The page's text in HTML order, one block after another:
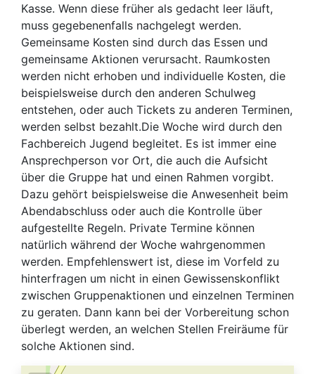
Kasse. Wenn diese früher als gedacht leer läuft,
muss gegebenenfalls nachgelegt werden.
Gemeinsame Kosten sind durch das Essen und
gemeinsame Aktionen verursacht. Raumkosten
werden nicht erhoben und individuelle Kosten, die
beispielsweise durch den anderen Schulweg
entstehen, oder auch Tickets zu anderen Terminen,
werden selbst bezahlt.Die Woche wird durch den
Fachbereich Jugend begleitet. Es ist immer eine
Ansprechperson vor Ort, die auch die Aufsicht
über die Gruppe hat und einen Rahmen vorgibt.
Dazu gehört beispielsweise die Anwesenheit beim
Abendabschluss oder auch die Kontrolle über
aufgestellte Regeln. Private Termine können
natürlich während der Woche wahrgenommen
werden. Empfehlenswert ist, diese im Vorfeld zu
hinterfragen um nicht in einen Gewissenskonflikt
zwischen Gruppenaktionen und einzelnen Terminen
zu geraten. Dann kann bei der Vorbereitung schon
überlegt werden, an welchen Stellen Freiräume für
solche Aktionen sind.